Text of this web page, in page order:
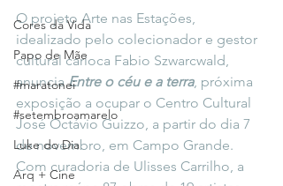
Cores da Vida
Papo de Mãe
#maratonei
#setembroamarelo
Luke do Dia
Arq + Cine
O projeto Arte nas Estações,
idealizado pelo colecionador e gestor
cultural carioca Fabio Szwarcwald,
anuncia Entre o céu e a terra, próxima
exposição a ocupar o Centro Cultural
José Octávio Guizzo, a partir do dia 7
de novembro, em Campo Grande.
Com curadoria de Ulisses Carrilho, a